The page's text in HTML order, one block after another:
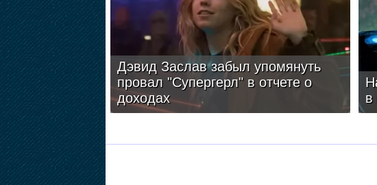
Дэвид Заслав забыл упомянуть
провал "Супергерл" в отчете о
доходах
в